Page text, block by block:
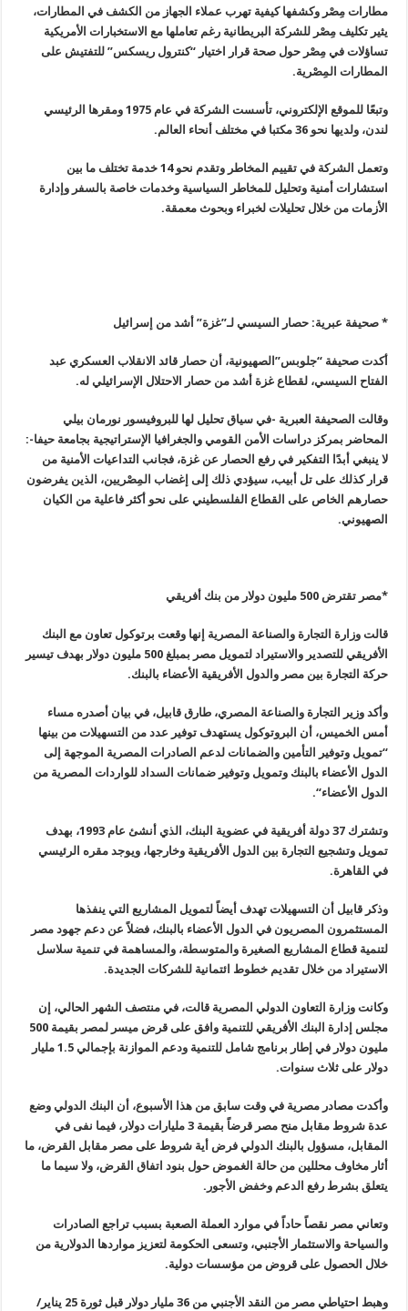
مطارات مِصْر وكشفها كيفية تهرب عملاء الجهاز من الكشف في المطارات،
يثير تكليف مِصْر للشركة البريطانية رغم تعاملها مع الاستخبارات الأمريكية
تساؤلات في مِصْر حول صحة قرار اختيار “كنترول ريسكس” للتفتيش على
المطارات المِصْرية.
وتبعًا للموقع الإلكتروني، تأسست الشركة في عام 1975 ومقرها الرئيسي
لندن، ولديها نحو 36 مكتبا في مختلف أنحاء العالم
.
وتعمل الشركة في تقييم المخاطر وتقدم نحو 14 خدمة تختلف ما بين
استشارات أمنية وتحليل للمخاطر السياسية وخدمات خاصة بالسفر وإدارة
الأزمات من خلال تحليلات لخبراء وبحوث معمقة.
* صحيفة عبرية: حصار السيسي لـ”غزة” أشد من إسرائيل
أكدت صحيفة “جلوبس”الصهيونية، أن حصار قائد الانقلاب العسكري عبد
الفتاح السيسي، لقطاع غزة أشد من حصار الاحتلال الإسرائيلي له.
وقالت الصحيفة العبرية -في سياق تحليل لها للبروفيسور نورمان بيلي
المحاضر بمركز دراسات الأمن القومي والجغرافيا الإستراتيجية بجامعة حيفا-:
لا ينبغي أبدًا التفكير في رفع الحصار عن غزة، فجانب التداعيات الأمنية من
قرار كذلك على تل أبيب، سيؤدي ذلك إلى إغضاب المِصْريين، الذين يفرضون
حصارهم الخاص على القطاع الفلسطيني على نحو أكثر فاعلية من الكيان
الصهيوني.
*مصر تقترض 500 مليون دولار من بنك أفريقي
قالت وزارة التجارة والصناعة المصرية إنها وقعت برتوكول تعاون مع البنك
الأفريقي للتصدير والاستيراد لتمويل مصر بمبلغ 500 مليون دولار بهدف تيسير
حركة التجارة بين مصر والدول الأفريقية الأعضاء بالبنك.
وأكد وزير التجارة والصناعة المصري، طارق قابيل، في بيان أصدره مساء
أمس الخميس، أن البروتوكول يستهدف توفير عدد من التسهيلات من بينها
“تمويل وتوفير التأمين والضمانات لدعم الصادرات المصرية الموجهة إلى
الدول الأعضاء بالبنك وتمويل وتوفير ضمانات السداد للواردات المصرية من
الدول الأعضاء“.
وتشترك37
دولة أفريقية في عضوية البنك، الذي أنشئ عام 1993، بهدف
تمويل وتشجيع التجارة بين الدول الأفريقية وخارجها، ويوجد مقره الرئيسي
في القاهرة.
وذكر قابيل أن التسهيلات تهدف أيضاً لتمويل المشاريع التي ينفذها
المستثمرون المصريون في الدول الأعضاء بالبنك، فضلاً عن دعم جهود مصر
لتنمية قطاع المشاريع الصغيرة والمتوسطة، والمساهمة في تنمية سلاسل
الاستيراد من خلال تقديم خطوط ائتمانية للشركات الجديدة.
وكانت وزارة التعاون الدولي المصرية قالت، في منتصف الشهر الحالي، إن
مجلس إدارة البنك الأفريقي للتنمية وافق على قرض ميسر لمصر بقيمة 500
مليون دولار في إطار برنامج شامل للتنمية ودعم الموازنة بإجمالي 1.5 مليار
دولار على ثلاث سنوات.
وأكدت مصادر مصرية في وقت سابق من هذا الأسبوع، أن البنك الدولي وضع
عدة شروط مقابل منح مصر قرضاً بقيمة 3 مليارات دولار، فيما نفى في
المقابل، مسؤول بالبنك الدولي فرض أية شروط على مصر مقابل القرض، ما
أثار مخاوف محللين من حالة الغموض حول بنود اتفاق القرض، ولا سيما ما
يتعلق بشرط رفع الدعم وخفض الأجور .
وتعاني مصر نقصاً حاداً في موارد العملة الصعبة بسبب تراجع الصادرات
والسياحة والاستثمار الأجنبي، وتسعى الحكومة لتعزيز مواردها الدولارية من
خلال الحصول على قروض من مؤسسات دولية.
وهبط احتياطي مصر من النقد الأجنبي من 36 مليار دولار قبل ثورة 25 يناير/